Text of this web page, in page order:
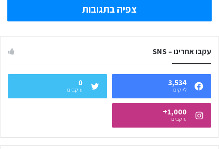
צפיה בתגובות
עקבו אחרינו – SNS
3,534
לייקים
0
עוקבים
1,000+
עוקבים